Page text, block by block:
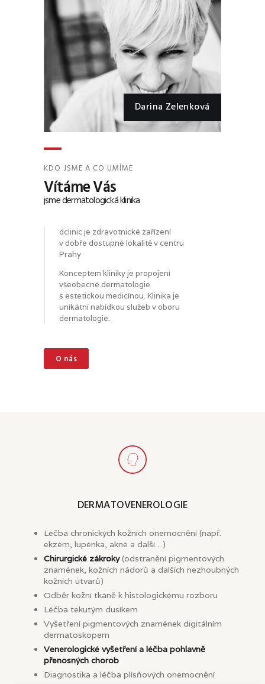
Darina Zelenková
KDO JSME A CO UMÍME
Vítáme Vás
jsme dermatologická klinika
dclinic je zdravotnické zařízení
v dobře dostupné lokalitě v centru
Prahy
Konceptem kliniky je propojení
všeobecné dermatologie
s estetickou medicínou. Klinika je
unikátní nabídkou služeb v oboru
dermatologie.
O nás
DERMATOVENEROLOGIE
Léčba chronických kožních onemocnění (např.
ekzém, lupénka, akné a další…)
Chirurgické zákroky(odstranění pigmentových
znamének, kožních nádorů a dalších nezhoubných
kožních útvarů)
Odběr kožní tkáně k histologickému rozboru
Léčba tekutým dusíkem
Vyšetření pigmentových znamének digitálním
dermatoskopem
Venerologické vyšetření a léčba pohlavně
přenosných chorob
Diagnostika a léčba plísňových onemocnění